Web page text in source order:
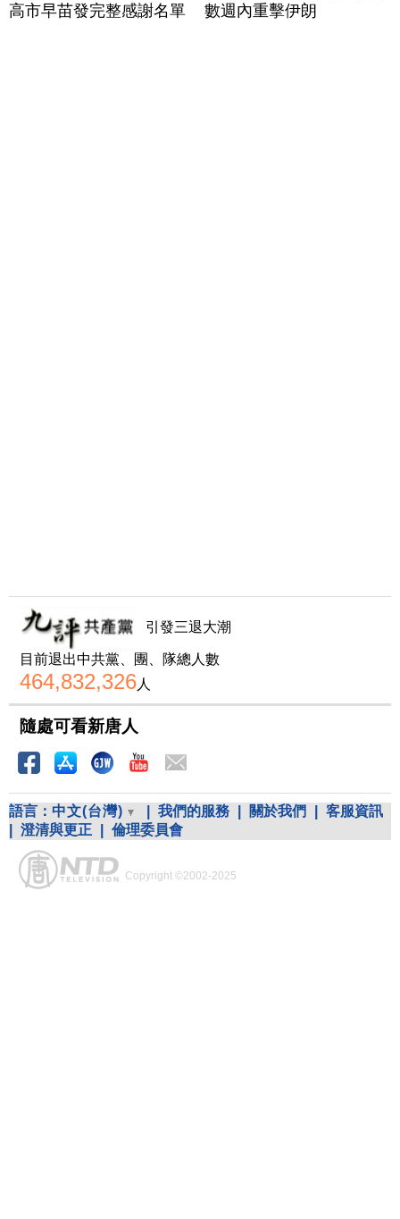
高市早苗發完整感謝名單
數週內重擊伊朗
引發三退大潮
目前退出中共黨、團、隊總人數
464,832,326人
隨處可看新唐人
語言： 中文(台灣) 我們的服務 關於我們
客服資訊
澄清與更正 倫理委員會
Copyright ©2002-2025